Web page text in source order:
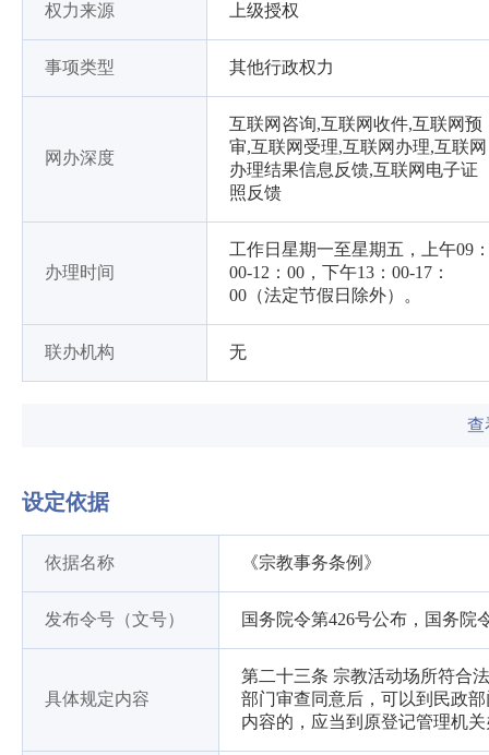
权力来源 上级授权
事项类型 其他行政权力
网办深度
互联网咨询,互联网收件,互联网预
审,互联网受理,互联网办理,互联网
办理结果信息反馈,互联网电子证
照反馈
办理时间
工作日星期一至星期五，上午09
00-12：00，下午13：00-17：
00（法定节假日除外）。
联办机构 无
查
设定依据
依据名称 《宗教事务条例》
发布令号（文号） 国务院令第426号公布，国务院
具体规定内容
第二十三条 宗教活动场所符合
部门审查同意后，可以到民政
内容的，应当到原登记管理机